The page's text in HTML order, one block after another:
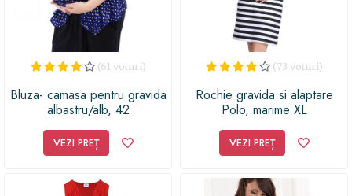
(61 voturi)
Bluza- camasa pentru gravida
albastru/alb, 42
VEZI PREȚ
(73 voturi)
Rochie gravida si alaptare
Polo, marime XL
VEZI PREȚ